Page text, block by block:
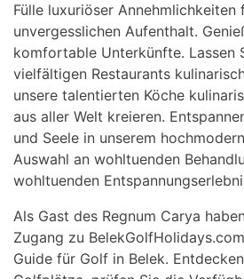
Fülle luxuriöser Annehmlichkeiten
unvergesslichen Aufenthalt.
komfortable Unterkünfte. Lassen
vielfältigen Restaurants
unsere talentierten Köche
aus aller Welt kreieren.
und Seele in unserem
Auswahl an wohltuenden
wohltuenden
Als Gast des Regnum Carya
Zugang zu
Guide für Golf in Belek.